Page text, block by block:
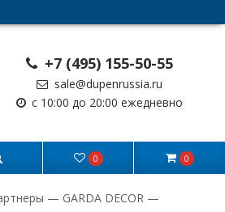
+7 (495) 155-50-55
sale@dupenrussia.ru
с 10:00 до 20:00 ежедневно
0 0
— GARDA DECOR —